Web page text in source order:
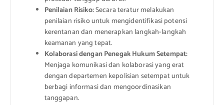
Penilaian Risiko:Secara teratur melakukan
penilaian risiko untuk mengidentifikasi potensi
kerentanan dan menerapkan langkah-langkah
keamanan yang tepat.
Kolaborasi dengan Penegak Hukum Setempat:
Menjaga komunikasi dan kolaborasi yang erat
dengan departemen kepolisian setempat untuk
berbagi informasi dan mengoordinasikan
tanggapan.